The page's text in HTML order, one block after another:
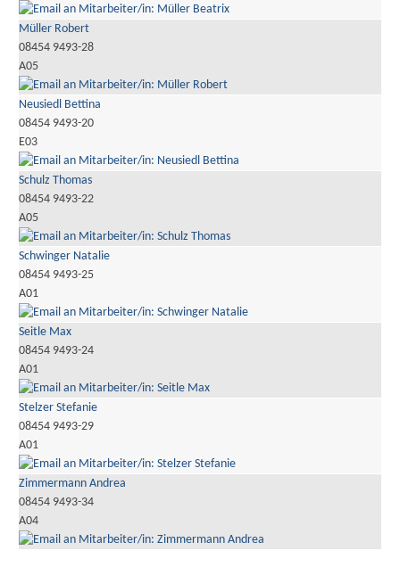
Müller Robert
08454 9493-28
A05
Neusiedl Bettina
08454 9493-20
E03
Schulz Thomas
08454 9493-22
A05
Schwinger Natalie
08454 9493-25
A01
Seitle Max
08454 9493-24
A01
Stelzer Stefanie
08454 9493-29
A01
Zimmermann Andrea
08454 9493-34
A04